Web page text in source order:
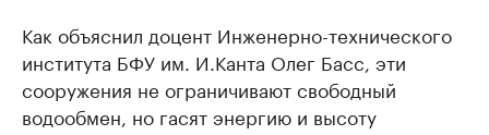
Как объяснил доцент Инженерно-технического
института БФУ им. И.Канта Олег Басс, эти
сооружения не ограничивают свободный
водообмен, но гасят энергию и высоту